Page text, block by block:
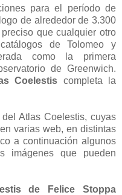
para el período de
de alrededor de 3.300
que cualquier otro
de Tolomeo y
como la primera
de Greenwich.
Coelestis completa la
Atlas Coelestis, cuyas
varias web, en distintas
a continuación algunos
imágenes que pueden
de Felice Stoppa